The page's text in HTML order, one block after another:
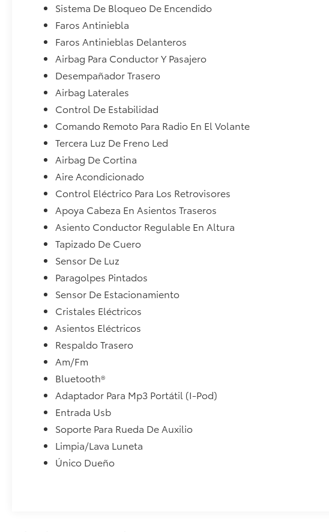
Sistema De Bloqueo De Encendido
Faros Antiniebla
Faros Antinieblas Delanteros
Airbag Para Conductor Y Pasajero
Desempañador Trasero
Airbag Laterales
Control De Estabilidad
Comando Remoto Para Radio En El Volante
Tercera Luz De Freno Led
Airbag De Cortina
Aire Acondicionado
Control Eléctrico Para Los Retrovisores
Apoya Cabeza En Asientos Traseros
Asiento Conductor Regulable En Altura
Tapizado De Cuero
Sensor De Luz
Paragolpes Pintados
Sensor De Estacionamiento
Cristales Eléctricos
Asientos Eléctricos
Respaldo Trasero
Am/Fm
Bluetooth®
Adaptador Para Mp3 Portátil (I-Pod)
Entrada Usb
Soporte Para Rueda De Auxilio
Limpia/Lava Luneta
Único Dueño